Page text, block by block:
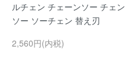
ルチェン チェーンソー チェン
ソー ソーチェン 替え刃
2,560円(内税)